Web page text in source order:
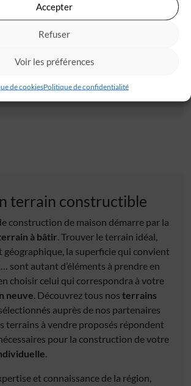
Accepter
Refuser
Voir les préférences
de cookiesPolitique de confidentialité
sont marqués d’un astérisque (*). Les informations recueillies
vous disposez d’un droit d’accès, de rectification et
terrain constructible
construction de maison démarre par la
à bâtir. Trouver le terrain idéal,
géographique, la superficie qui convient
sont autant d’éléments à prendre en
choisir celui qui correspondra à votre
neuve. Découvrez tous nos terrains
auprès de nos partenaires
terrains à vendre proposés répondent
pour la construction de votre
.
et connaissance de la région,